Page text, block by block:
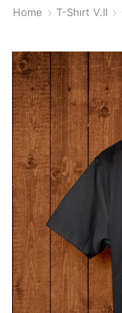
Home T-Shırt V.II